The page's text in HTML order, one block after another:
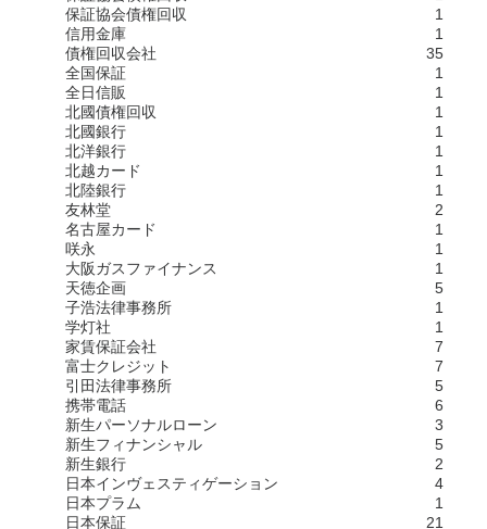
保証協会債権回収
1
信用金庫
1
債権回収会社
35
全国保証
1
全日信販
1
北國債権回収
1
北國銀行
1
北洋銀行
1
北越カード
1
北陸銀行
1
友林堂
2
名古屋カード
1
咲永
1
大阪ガスファイナンス
1
天徳企画
5
子浩法律事務所
1
学灯社
1
家賃保証会社
7
富士クレジット
7
引田法律事務所
5
携帯電話
6
新生パーソナルローン
3
新生フィナンシャル
5
新生銀行
2
日本インヴェスティゲーション
4
日本プラム
1
日本保証
21